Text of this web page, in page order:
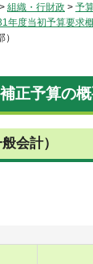
> 組織・行財政 > 予
年度当初予算要求
正予算の概
会計）